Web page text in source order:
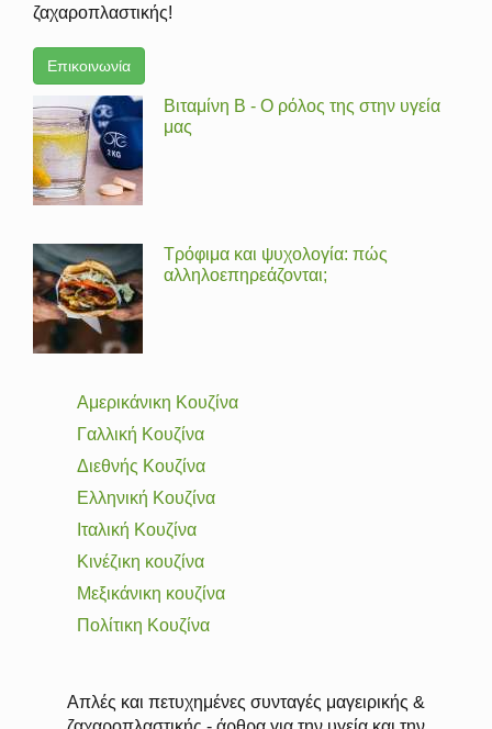
ζαχαροπλαστικής!
Επικοινωνία
Βιταμίνη Β - Ο ρόλος της στην υγεία
μας
Τρόφιμα και ψυχολογία: πώς
αλληλοεπηρεάζονται;
Αμερικάνικη Κουζίνα
Γαλλική Κουζίνα
Διεθνής Κουζίνα
Ελληνική Κουζίνα
Ιταλική Κουζίνα
Κινέζικη κουζίνα
Μεξικάνικη κουζίνα
Πολίτικη Κουζίνα
Απλές και πετυχημένες συνταγές μαγειρικής &